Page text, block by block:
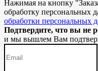
Нажимая на кнопку "
обработку персональных
обработки персональных
Подтвердите, что вы не
и мы вышлем Вам